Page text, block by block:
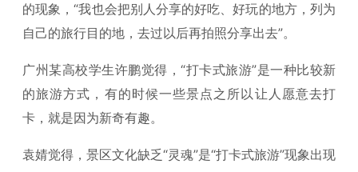
的现象，“我也会把别人分享的好吃、好玩的地方，列为
自己的旅行目的地，去过以后再拍照分享出去”。
广州某高校学生许鹏觉得，“打卡式旅游”是一种比较新
的旅游方式，有的时候一些景点之所以让人愿意去打
卡，就是因为新奇有趣。
袁婧觉得，景区文化缺乏“灵魂”是“打卡式旅游”现象出现